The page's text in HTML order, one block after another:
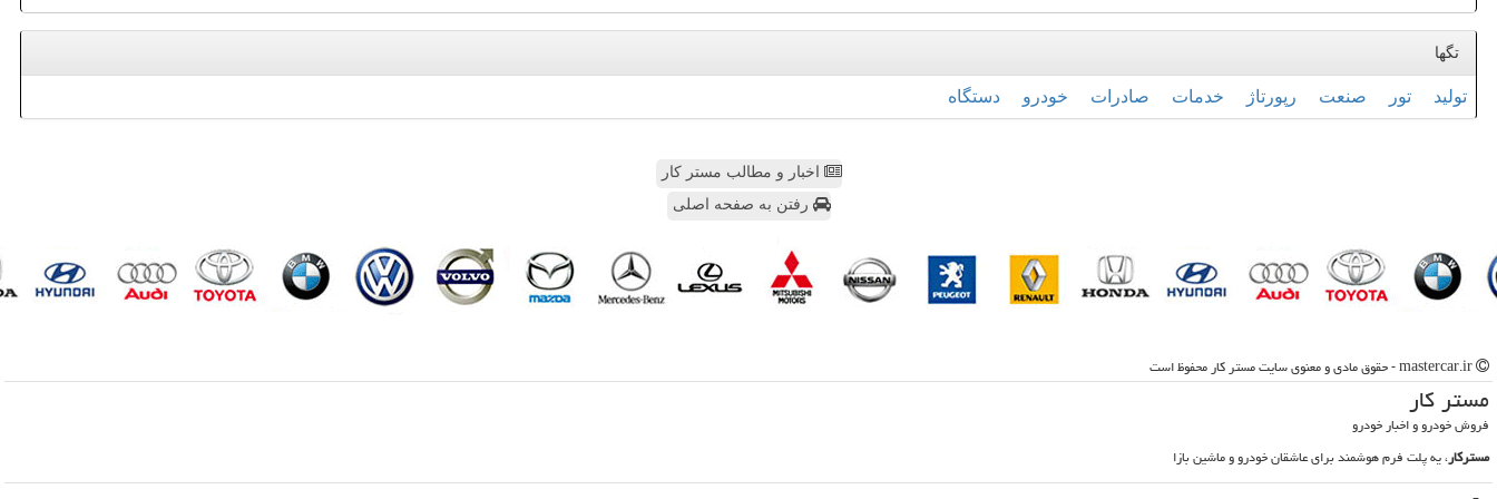
تگها
تولید تور صنعت رپورتاژ خدمات صادرات خودرو دستگاه
اخبار و مطالب مستر کار
رفتن به صفحه اصلی
مستر كار
فروش خودرو و اخبار خودرو
مسترکار، یه پلت فرم هوشمند برای عاشقان خودرو و ماشین بازا